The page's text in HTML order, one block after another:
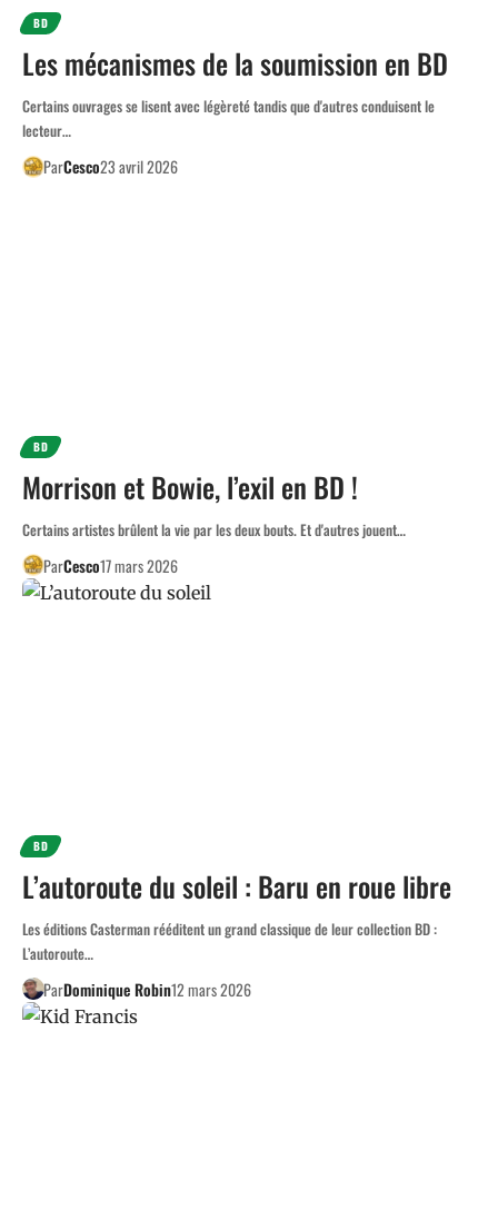
BD
Les mécanismes de la soumission en BD
Certains ouvrages se lisent avec légèreté tandis que d'autres conduisent le
lecteur…
ParCesco23 avril 2026
BD
Morrison et Bowie, l’exil en BD !
Certains artistes brûlent la vie par les deux bouts. Et d'autres jouent…
ParCesco17 mars 2026
BD
L’autoroute du soleil : Baru en roue libre
Les éditions Casterman rééditent un grand classique de leur collection BD :
L’autoroute…
ParDominique Robin12 mars 2026